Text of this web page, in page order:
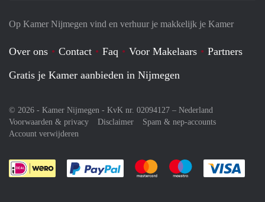
Op Kamer Nijmegen vind en verhuur je makkelijk je Kamer
Over ons Contact Faq Voor Makelaars
Partners
Gratis je Kamer aanbieden in Nijmegen
© 2026 - Kamer Nijmegen - KvK nr. 02094127 – Nederland
Voorwaarden & privacy
Disclaimer
Spam & nep-accounts
Account verwijderen
Je rekent gemakkelijk af met Paypal
Je rekent gemakkelijk af met
Je rekent